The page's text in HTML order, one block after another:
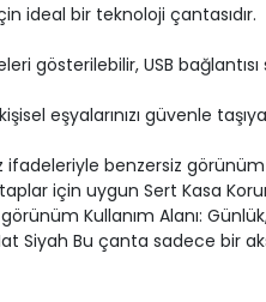
ideal bir teknoloji çantasıdır.
gösterilebilir, USB
eşyalarınızı güvenle
ifadeleriyle benzersiz
için uygun Sert Kasa
görünüm Kullanım Alanı:
Siyah Bu çanta sadece bir